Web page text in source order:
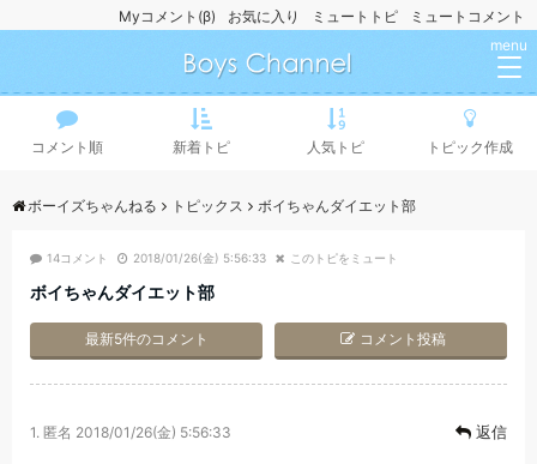
ミュートコメント
ミュートトピ
お気に入り
Myコメント(β)
menu
コメント順 新着トピ 人気トピ トピック作成
ボーイズちゃんねる トピックス ボイちゃんダイエット部
14コメント 2018/01/26(金) 5:56:33 このトピをミュート
ボイちゃんダイエット部
コメント投稿
最新5件のコメント
1. 匿名 2018/01/26(金) 5:56:33 返信